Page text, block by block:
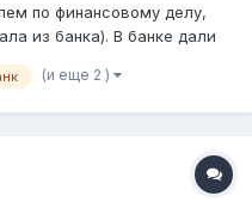
по финансовому делу,
из банка). В банке дали
сумму,
(и еще 2 )